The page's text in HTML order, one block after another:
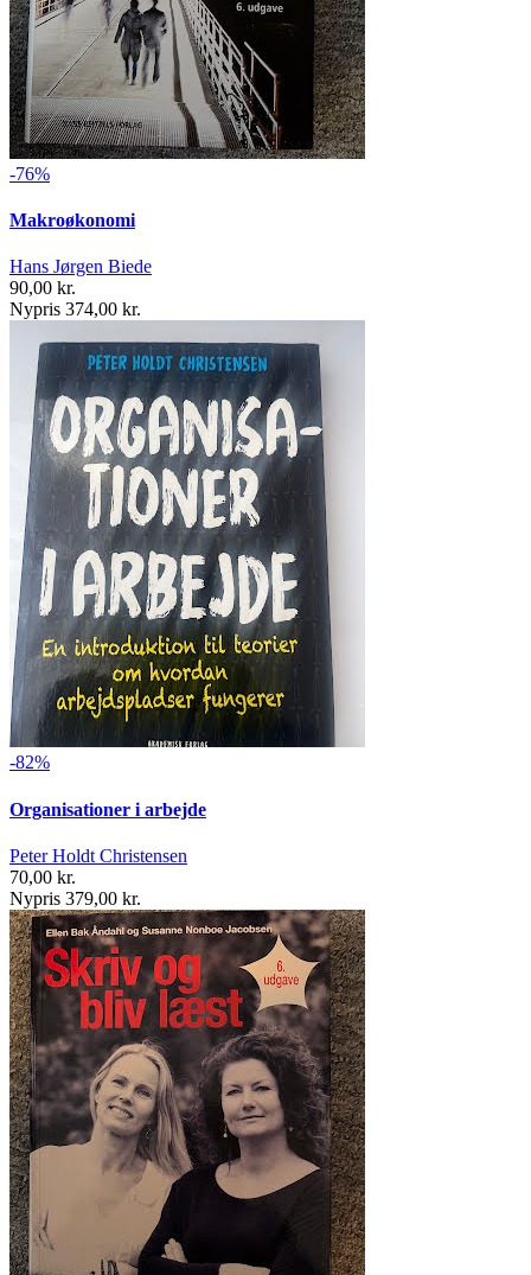
-76%
Makroøkonomi
Hans Jørgen Biede
90,00 kr.
Nypris 374,00 kr.
-82%
Organisationer i arbejde
Peter Holdt Christensen
70,00 kr.
Nypris 379,00 kr.